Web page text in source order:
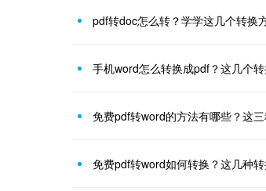
pdf转doc怎么转？学学这几个转换
手机word怎么转换成pdf？这几个
免费pdf转word的方法有哪些？这三
免费pdf转word如何转换？这几种